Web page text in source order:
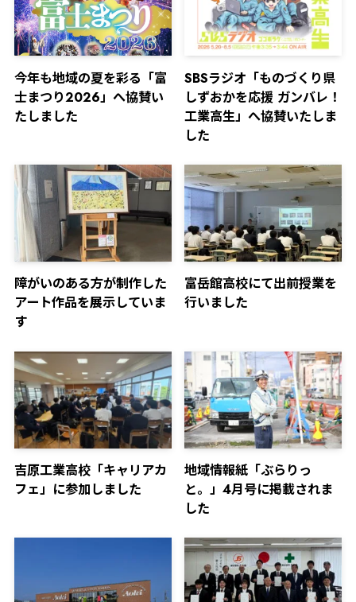
今年も地域の夏を彩る「富
士まつり2026」へ協賛い
たしました
SBSラジオ「ものづくり県
しずおかを応援 ガンバレ！
工業高生」へ協賛いたしま
した
障がいのある方が制作した
アート作品を展示していま
す
富岳館高校にて出前授業を
行いました
吉原工業高校「キャリアカ
フェ」に参加しました
地域情報紙「ぶらりっ
と。」4月号に掲載されま
した